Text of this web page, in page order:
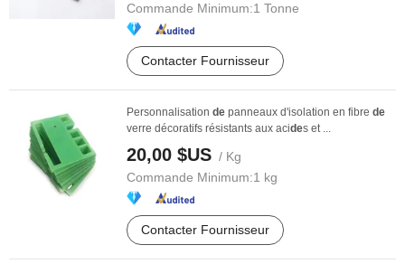
Commande Minimum:1 Tonne
Contacter Fournisseur
Personnalisation de panneaux d'isolation en fibre de
verre décoratifs résistants aux acides et ...
20,00 $US / Kg
Commande Minimum:1 kg
Contacter Fournisseur